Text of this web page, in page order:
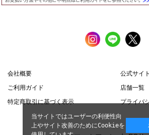
会社概要
公式サイト
ご利用ガイド
店舗一覧
特定商取引に基づく表示
プライバ
当サイトではユーザーの利便性向
上やサイト改善のためにCookieを